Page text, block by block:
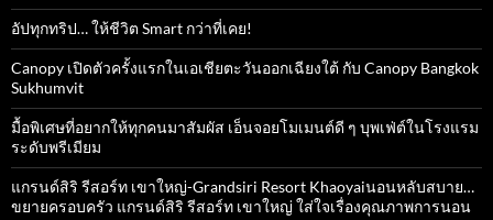
อัปทุกทริป… ให้ชีวิต Smart กว่าที่เคย!
Canopy เปิดตัวครั้งแรกในเอเชียตะวันออกเฉียงใต้ กับ Canopy Bangkok
Sukhumvit
มื้อพิเศษที่อยากให้ทุกคนมาสัมผัส เอ็นจอยโมเมนต์ดี ๆ บุพเฟ่ต์ในโรงแรม
ระดับพรีเมียม
แกรนด์สิริ​ รีสอร์ท​ เขาใหญ่​-Grandsiri​ Resort​ Khaoyaiนอนหลับสบาย…
ขยายครอบครัว แกรนด์สิริ รีสอร์ท เขาใหญ่ ใส่ใจเรื่องคุณภาพการนอน